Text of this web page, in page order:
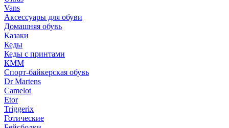
Vans
Аксессуары для обуви
Домашняя обувь
Казаки
Кеды
Кеды с принтами
КММ
Спорт-байкерская обувь
Dr Martens
Camelot
Etor
Triggerix
Готические